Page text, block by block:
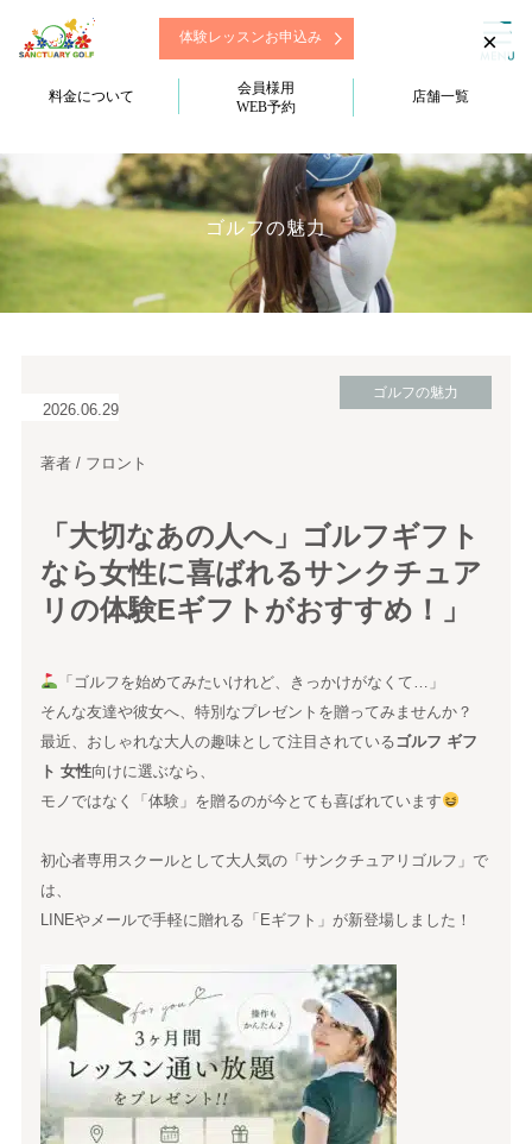
体験レッスンお申込み
料金について
会員様用
WEB予約
店舗一覧
ゴルフの魅力
2026.06.29
ゴルフの魅力
著者 / フロント
「大切なあの人へ」ゴルフギフト
なら女性に喜ばれるサンクチュア
リの体験Eギフトがおすすめ！」
「ゴルフを始めてみたいけれど、きっかけがなくて…」
そんな友達や彼女へ、特別なプレゼントを贈ってみませんか？
最近、おしゃれな大人の趣味として注目されている ゴルフ ギフ
ト 女性向けに選ぶなら、
モノではなく「体験」を贈るのが今とても喜ばれています
初心者専用スクールとして大人気の「サンクチュアリゴルフ」で
は、
LINEやメールで手軽に贈れる「Eギフト」が新登場しました！
×